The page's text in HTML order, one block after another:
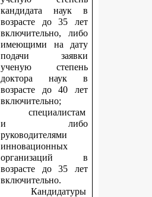
кандидата наук в
возрасте до 35 лет
включительно, либо
имеющими на дату
подачи заявки
ученую степень
доктора наук в
возрасте до 40 лет
включительно;
специалистам
и либо
руководителями
инновационных
организаций в
возрасте до 35 лет
включительно.
Кандидатуры